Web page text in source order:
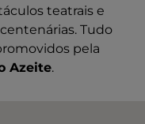
teatrais e
Tudo
pela
Azeite.